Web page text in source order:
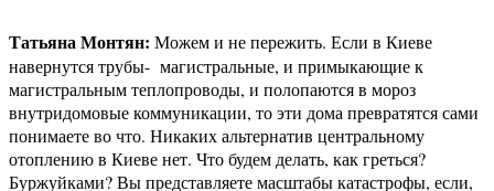
Татьяна Монтян: Можем и не пережить. Если в Киеве
навернутся трубы- магистральные, и примыкающие к
магистральным теплопроводы, и полопаются в мороз
внутридомовые коммуникации, то эти дома превратятся сами
понимаете во что. Никаких альтернатив центральному
отоплению в Киеве нет. Что будем делать, как греться?
Буржуйками? Вы представляете масштабы катастрофы, если,